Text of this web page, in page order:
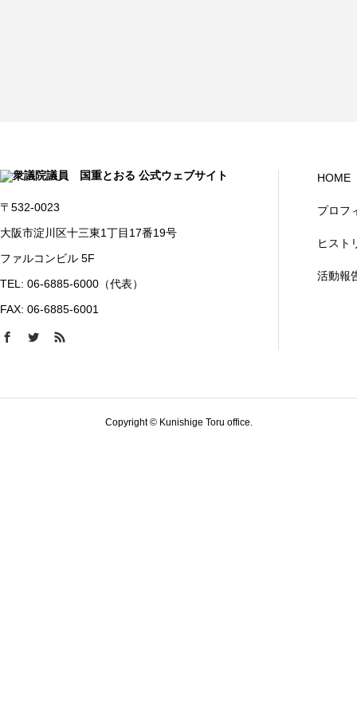
〒532-0023
大阪市淀川区十三東1丁目17番19号
ファルコンビル 5F
TEL: 06-6885-6000（代表）
FAX: 06-6885-6001
HOME
プロフ
ヒスト
活動報
Copyright © Kunishige Toru office.